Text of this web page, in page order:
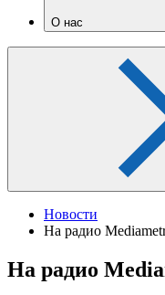
О нас
Новости
На радио
На радио